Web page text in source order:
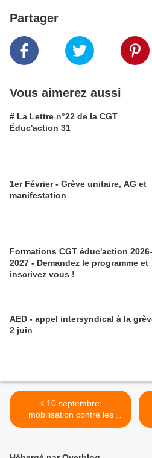
Partager
Vous aimerez aussi
# La Lettre n°22 de la CGT
Éduc'action 31
1er Février - Grève unitaire, AG et
manifestation
Formations CGT éduc'action 2026-
2027 - Demandez le programme et
inscrivez vous !
AED - appel intersyndical à la
2 juin
< 10 septembre:
mobilisation contre les
évaluations nationales et